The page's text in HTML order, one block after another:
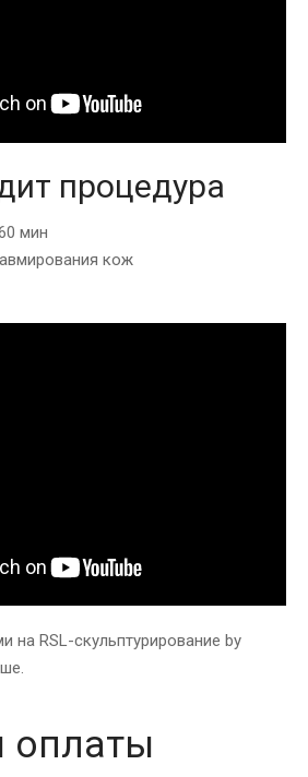
процедура
мин
кож
на RSL-скульптурирование by
оплаты